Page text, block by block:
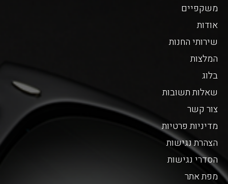
משקפיים
אודות
שירותי החנות
המלצות
בלוג
שאלות תשובות
צור קשר
מדיניות פרטיות
הצהרת נגישות
הסדרי נגישות
מפת אתר